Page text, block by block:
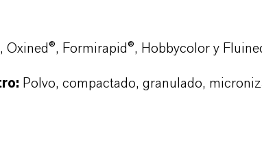
Oxined®, Formirapid®, Hobbycolor y
Polvo, compactado, granulado,